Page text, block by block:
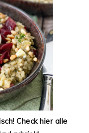
Check hier alle